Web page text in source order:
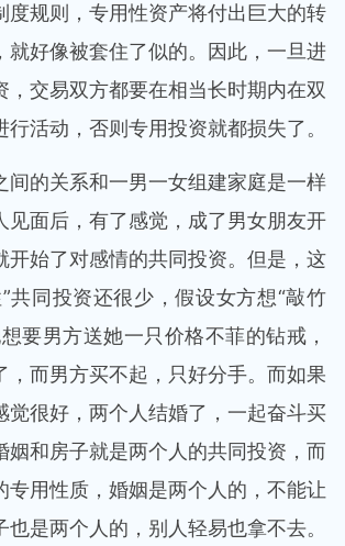
度规则，专用性资产将付出巨大的转
就好像被套住了似的。因此，一旦进
，交易双方都要在相当长时期内在双
活动，否则专用投资就都损失了。
间的关系和一男一女组建家庭是一样
见面后，有了感觉，成了男女朋友开
开始了对感情的共同投资。但是，这
共同投资还很少，假设女方想“敲竹
要男方送她一只价格不菲的钻戒，
，而男方买不起，只好分手。而如果
觉很好，两个人结婚了，一起奋斗买
姻和房子就是两个人的共同投资，而
专用性质，婚姻是两个人的，不能让
也是两个人的，别人轻易也拿不去。